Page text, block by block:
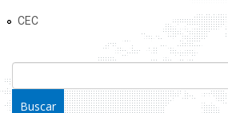
CEC
FORMULARIO DE BÚSQUEDA